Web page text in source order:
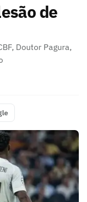
de
Doutor Pagura,